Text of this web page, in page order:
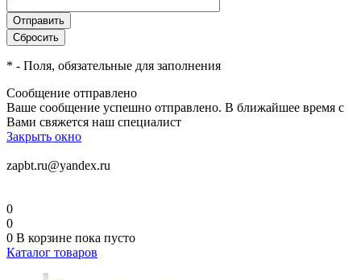
* - Поля, обязательные для заполнения
Сообщение отправлено
Ваше сообщение успешно отправлено. В ближайшее время с
Вами свяжется наш специалист
Закрыть окно
zapbt.ru@yandex.ru
0
0
0 В корзине пока пусто
Каталог товаров